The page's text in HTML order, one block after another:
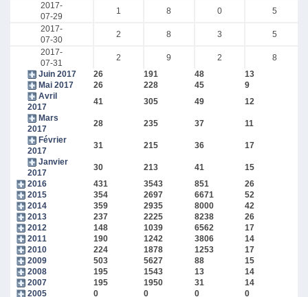
2017-
07-29
1 8 0
5
2017-
07-30
2 8 3
5
2017-
07-31
2 9 2
8
Juin 2017
26 191 48 13
Mai 2017
26 228 45 9
Avril
2017
41 305 49 12
Mars
2017
28 235 37 11
Février
2017
31 215 36 17
Janvier
2017
30 213 41 15
2016
431 3543 851 26
2015
354 2697 6671 52
2014
359 2935 8000 42
2013
237 2225 8238 26
2012
148 1039 6562 17
2011
190 1242 3806 14
2010
224 1878 1253 17
2009
503 5627 88 15
2008
195 1543 13 14
2007
195 1950 31 14
2005
0 0 0 0